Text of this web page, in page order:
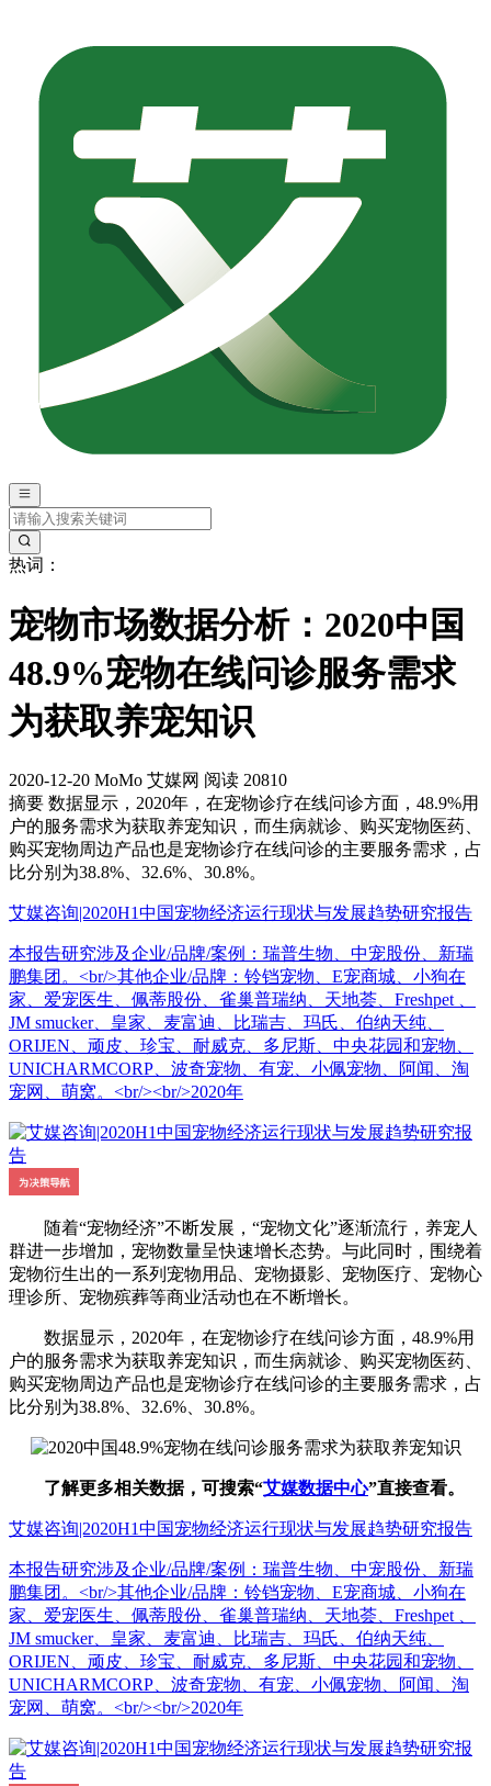
热词：
宠物市场数据分析：2020中国
48.9%宠物在线问诊服务需求
为获取养宠知识
2020-12-20 MoMo 艾媒网 阅读 20810
摘要 数据显示，2020年，在宠物诊疗在线问诊方面，48.9%用
户的服务需求为获取养宠知识，而生病就诊、购买宠物医药、
购买宠物周边产品也是宠物诊疗在线问诊的主要服务需求，占
比分别为38.8%、32.6%、30.8%。
艾媒咨询|2020H1中国宠物经济运行现状与发展趋势研究报告
本报告研究涉及企业/品牌/案例：瑞普生物、中宠股份、新瑞
鹏集团。<br/>其他企业/品牌：铃铛宠物、E宠商城、小狗在
家、爱宠医生、佩蒂股份、雀巢普瑞纳、天地荟、Freshpet 、
JM smucker、皇家、麦富迪、比瑞吉、玛氏、伯纳天纯、
ORIJEN、顽皮、珍宝、耐威克、多尼斯、中央花园和宠物、
UNICHARMCORP、波奇宠物、有宠、小佩宠物、阿闻、淘
宠网、萌窝。<br/><br/>2020年
随着“宠物经济”不断发展，“宠物文化”逐渐流行，养宠人
群进一步增加，宠物数量呈快速增长态势。与此同时，围绕着
宠物衍生出的一系列宠物用品、宠物摄影、宠物医疗、宠物心
理诊所、宠物殡葬等商业活动也在不断增长。
数据显示，2020年，在宠物诊疗在线问诊方面，48.9%用
户的服务需求为获取养宠知识，而生病就诊、购买宠物医药、
购买宠物周边产品也是宠物诊疗在线问诊的主要服务需求，占
比分别为38.8%、32.6%、30.8%。
了解更多相关数据，可搜索“艾媒数据中心”直接查看。
艾媒咨询|2020H1中国宠物经济运行现状与发展趋势研究报告
本报告研究涉及企业/品牌/案例：瑞普生物、中宠股份、新瑞
鹏集团。<br/>其他企业/品牌：铃铛宠物、E宠商城、小狗在
家、爱宠医生、佩蒂股份、雀巢普瑞纳、天地荟、Freshpet 、
JM smucker、皇家、麦富迪、比瑞吉、玛氏、伯纳天纯、
ORIJEN、顽皮、珍宝、耐威克、多尼斯、中央花园和宠物、
UNICHARMCORP、波奇宠物、有宠、小佩宠物、阿闻、淘
宠网、萌窝。<br/><br/>2020年